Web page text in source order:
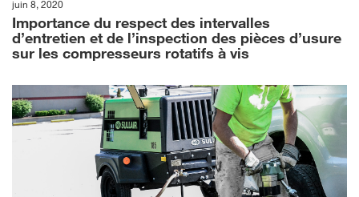
juin 8, 2020
Importance du respect des intervalles
d’entretien et de l’inspection des pièces d’usure
sur les compresseurs rotatifs à vis